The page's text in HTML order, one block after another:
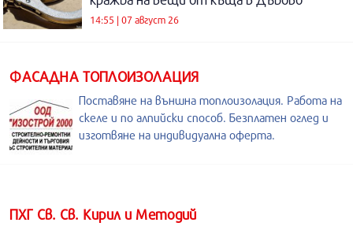
14:55 | 07 август 26
ФАСАДНА ТОПЛОИЗОЛАЦИЯ
Поставяне на външна топлоизолация. Работа на
скеле и по алпийски способ. Безплатен оглед и
изготвяне на индивидуална оферта.
ПХГ Св. Св. Кирил и Методий